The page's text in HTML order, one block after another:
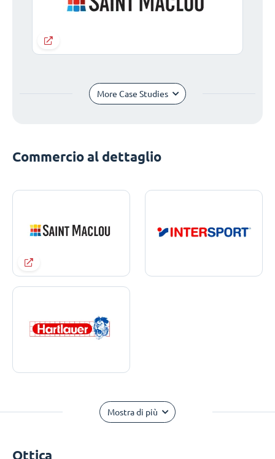
More Case Studies
Commercio al dettaglio
Mostra di più
Ottica